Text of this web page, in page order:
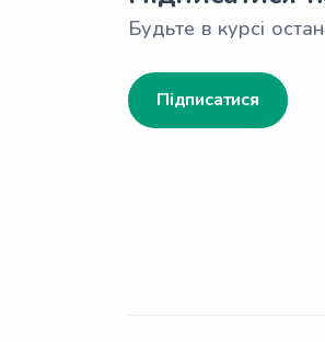
Будьте в курсі
Підписатися